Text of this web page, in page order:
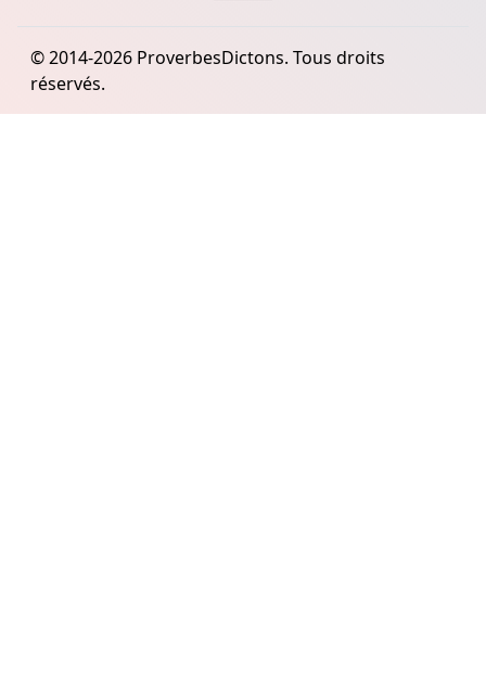
© 2014-2026 ProverbesDictons. Tous droits
réservés.